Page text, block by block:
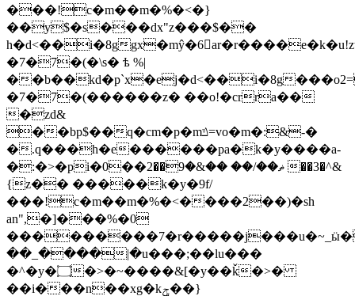
���!c�m��m�%�<�}
��y$�s���dx"z���$��
h�d<��i�8g
�7�7�(�\s� ѣ %|
��b��kd�p`x�ej�d<��i�8g
�7�7�(������z� ��o!�crra��
�zd&
��bp$��q�cm�p�mݿ=vo�m�:&-�
�.q���h�e������pa�k�y����a-
�:�>�pi�0��ޡ��/�� ��&�9��2 ��3�^&
{z�� �����k�y�9f/
���!c�m��m�%�<����2��)�sh
an",�]���%�0
��_����|�u���;��lu���
�^�y�۝�>�~����&[�y��ǩ�>�
��i���n��xg�kݯ��}